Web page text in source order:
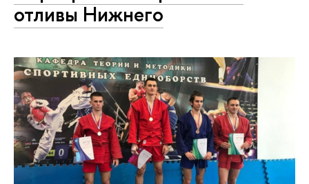
отливы Нижнего